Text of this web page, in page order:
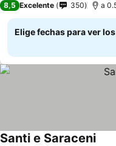
8,5 Excelente 350 a
Elige fechas para ver
Santi e Saraceni